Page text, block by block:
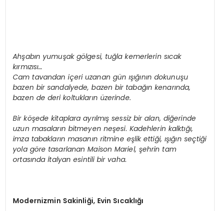
Ahşabın yumuşak gölgesi, tuğla kemerlerin sıcak
kırmızısı…
Cam tavandan içeri uzanan gün ışığının dokunuşu
bazen bir sandalyede, bazen bir tabağın kenarında,
bazen de deri koltukların üzerinde.
Bir köşede kitaplara ayrılmışsessiz bir alan, diğerinde
uzun masaların bitmeyen neşesi. Kadehlerin kalktığı,
imza tabakların masanın ritmine eşlik ettiği, ışığın seçtiği
yola göre tasarlanan Maison Mariel, şehrin tam
ortasındaİtalyan esintili bir vaha.
Modernizmin Sakinliği, Evin Sıcaklığı